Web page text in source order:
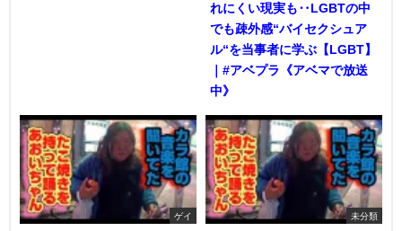
れにくい現実も‥LGBTの中
でも疎外感“バイセクシュア
ル“を当事者に学ぶ【LGBT】
｜#アベプラ《アベマで放送
中》
ゲイ 未分類